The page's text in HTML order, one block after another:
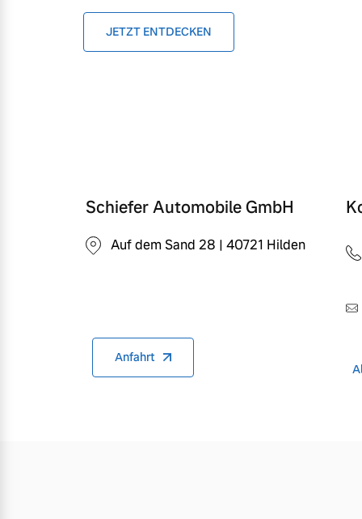
JETZT ENTDECKEN
Schiefer Automobile GmbH
Auf dem Sand 28 | 40721 Hilden
Anfahrt